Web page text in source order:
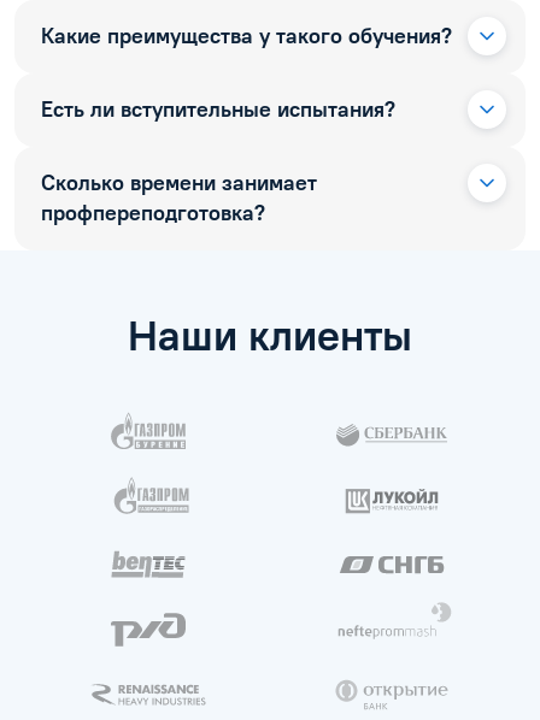
Какие преимущества у такого обучения?
Есть ли вступительные испытания?
Сколько времени занимает
профпереподготовка?
Наши клиенты